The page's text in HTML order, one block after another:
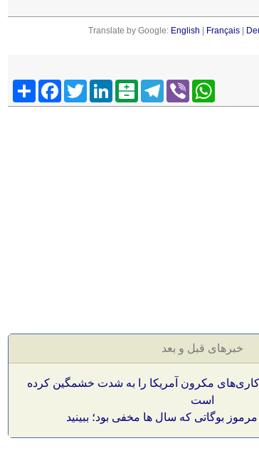
Translate by Google: English Français|
اشتراک
FacebookTwitter
LinkedInBalatarin
TelegramViber
WhatsApp
خبرهای قبل و بعد
مکرون آمریکا را به شدت خشمگین کرده
است
بوگاتی که سال ها مخفی بود؛ ببینید